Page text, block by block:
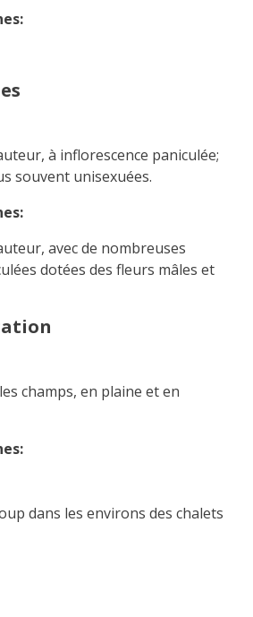
à inflorescence paniculée;
souvent unisexuées.
avec de nombreuses
dotées des fleurs mâles et
champs, en plaine et en
dans les environs des chalets